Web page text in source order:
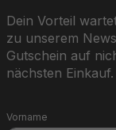
Dein Vorteil
zu unserem
Gutschein auf
nächsten Einkauf.
Vorname